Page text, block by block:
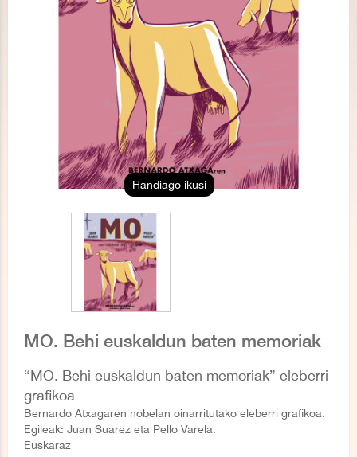
Handiago ikusi
MO. Behi euskaldun baten memoriak
“MO. Behi euskaldun baten memoriak” eleberri
grafikoa
Bernardo Atxagaren nobelan oinarritutako eleberri grafikoa.
Egileak: Juan Suarez eta Pello Varela.
Euskaraz